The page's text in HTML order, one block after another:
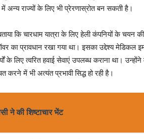
राज्यों के लिए भी प्रेरणास्रोत बन सकती है।
कि चारधाम यात्रा के लिए हेली कंपनियों के चयन
का प्रावधान रखा गया था। इसका उद्देश्य मेडिकल
के लिए त्वरित हवाई सेवाएं उपलब्ध कराना था।
में भी अत्यंत प्रभावी सिद्ध हो रही है।
ने की शिष्टाचार भेंट